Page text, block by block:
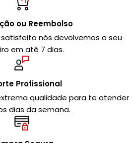
ou Reembolso
nós devolvemos o seu
em até 7 dias.
Profissional
qualidade para te atender
dias da semana.